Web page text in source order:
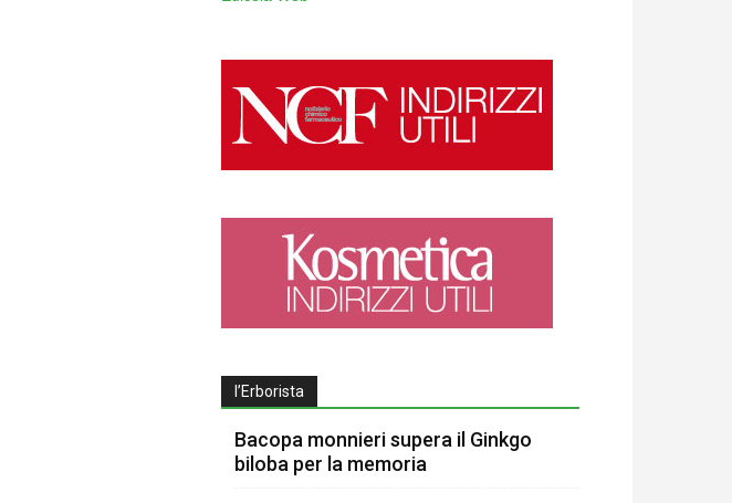
l’Erborista
Bacopa monnieri supera il Ginkgo
biloba per la memoria